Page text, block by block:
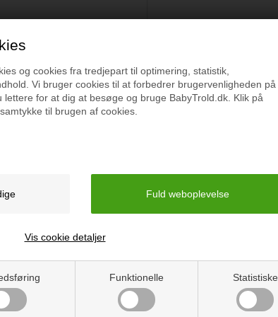
og cookies fra tredjepart til optimering, statistik,
Vi bruger cookies til at forbedrer brugervenligheden på
for at dig at besøge og bruge BabyTrold.dk. Klik på
til brugen af cookies.
Funktionelle Statistiske
Vis cookie detaljer
Specifikationer
Materiale: 100% Bomuld
Vaskeanvisning: 40 Grader
Vejledning